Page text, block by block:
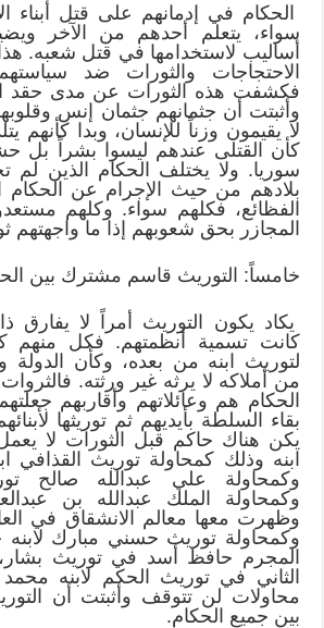
الحكام في إدمانهم على قتل أبناء
سواء، يتعلم أحدهم من الآخر
أساليب لاستخدامها في قتل شعبه.
الاحتجاجات والثورات ضد سياستهم
فكشفت هذه الثورات عن مدى حقد
وأثبتت أن جثمانهم جثمان إنس
لا يقيمون وزناً للإنسان، وبدا كأنهم
كأن القتلى عندهم ليسوا بشراً
سوريا. ولا يختلف الحكام الذين لم
بلادهم من حيث الإجرام عن الحكام
الفظائع، فكلهم سواء. وكلهم
المجازر بحق شعوبهم إذا ما واجهتهم
خامساً: التوريث قاسم مشترك بين
يكاد يكون التوريث أمراً لا يفارق
كانت تسمية أنظمتهم. فكل منهم
لتوريث ابنه من بعده، وكأن
من أملاكه لا يرثه غير ورثته. فالثروات
الحكام هم وعائلاتهم وأقاربهم
بقاء السلطة بأيديهم ثم توريثها
يكن هناك حاكم قبل الثورات لا
ابنه وذلك كمحاولة توريث القذافي
وكمحاولة علي عبدالله صالح
وكمحاولة الملك عبدالله بن
وظهرت معها معالم الانشقاق في
وكمحاولة توريث حسني مبارك لابنه
المجرم حافظ أسد في توريث
الثاني في توريث الحكم لابنه
محاولات لن تتوقف وأثبتت أن
بين جميع الحكام.